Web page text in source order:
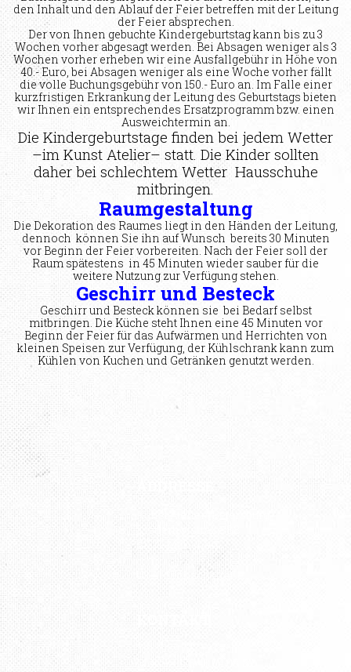
den Inhalt und den Ablauf der Feier betreffen mit der Leitung
der Feier absprechen.
Der von Ihnen gebuchte Kindergeburtstag kann bis zu 3
Wochen vorher abgesagt werden. Bei Absagen weniger als 3
Wochen vorher erheben wir eine Ausfallgebühr in Höhe von
40.- Euro, bei Absagen weniger als eine Woche vorher fällt
die volle Buchungsgebühr von 150.- Euro an. Im Falle einer
kurzfristigen Erkrankung der Leitung des Geburtstags bieten
wir Ihnen ein entsprechendes Ersatzprogramm bzw. einen
Ausweichtermin an.
Die Kindergeburtstage finden bei jedem Wetter
–im Kunst Atelier– statt. Die Kinder sollten
daher bei schlechtem Wetter Hausschuhe
mitbringen.
Raumgestaltung
Die Dekoration des Raumes liegt in den Händen der Leitung,
dennoch können Sie ihn auf Wunsch bereits 30 Minuten
vor Beginn der Feier vorbereiten. Nach der Feier soll der
Raum spätestens in 45 Minuten wieder sauber für die
weitere Nutzung zur Verfügung stehen.
Geschirr und Besteck
Geschirr und Besteck können sie bei Bedarf selbst
mitbringen. Die Küche steht Ihnen eine 45 Minuten vor
Beginn der Feier für das Aufwärmen und Herrichten von
kleinen Speisen zur Verfügung, der Kühlschrank kann zum
Kühlen von Kuchen und Getränken genutzt werden.
U3 Aidenbachstraße